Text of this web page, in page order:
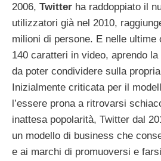
2006, Twitter ha raddoppiato il
utilizzatori già nel 2010,
milioni di persone. E nelle ultime
140 caratteri in video, aprendo
da poter condividere sulla
Inizialmente criticata per il
l’essere prona a ritrovarsi
inattesa popolarità, Twitter dal
un modello di business che
e ai marchi di promuoversi e